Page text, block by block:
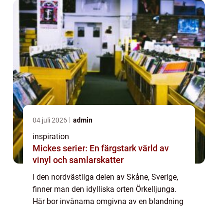
04 juli 2026 admin
inspiration
Mickes serier: En färgstark värld av
vinyl och samlarskatter
I den nordvästliga delen av Skåne, Sverige,
finner man den idylliska orten Örkelljunga.
Här bor invånarna omgivna av en blandning